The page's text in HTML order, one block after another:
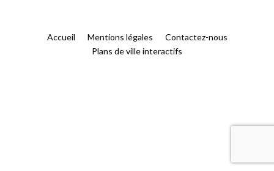
Accueil Mentions légales
Contactez-nous
Plans de ville interactifs